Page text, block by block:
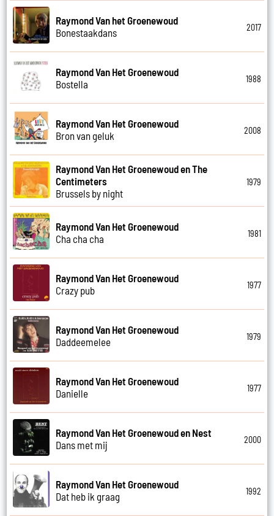
Raymond Van het Groenewoud
Bonestaakdans
2017
Raymond Van Het Groenewoud
Bostella
1988
Raymond Van Het Groenewoud
Bron van geluk
2008
Raymond Van Het Groenewoud en The
Centimeters
Brussels by night
1979
Raymond Van Het Groenewoud
Cha cha cha
1981
Raymond Van Het Groenewoud
Crazy pub
1977
Raymond Van Het Groenewoud
Daddeemelee
1979
Raymond Van Het Groenewoud
Danielle
1977
Raymond Van Het Groenewoud en Nest
Dans met mij
2000
Raymond Van Het Groenewoud
Dat heb ik graag
1992